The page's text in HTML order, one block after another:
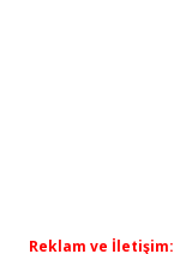
Reklam ve İletişim: